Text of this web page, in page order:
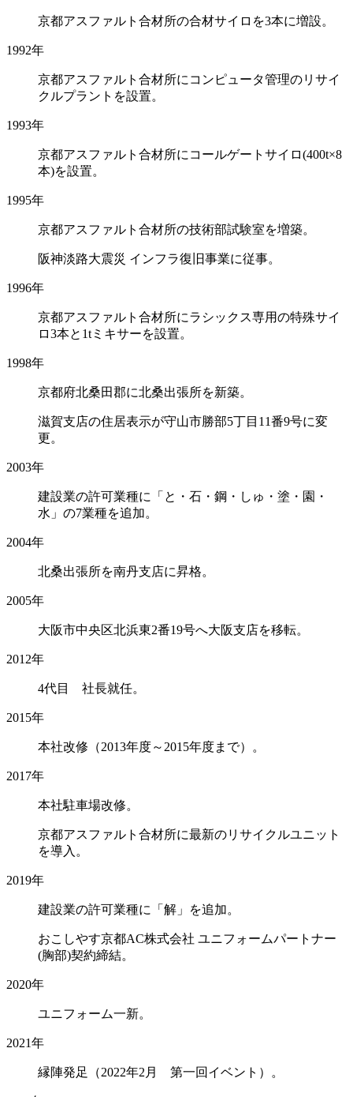
京都アスファルト合材所の合材サイロを3本に増設。
1992年
京都アスファルト合材所にコンピュータ管理のリサイ
クルプラントを設置。
1993年
京都アスファルト合材所にコールゲートサイロ(400t×8
本)を設置。
1995年
京都アスファルト合材所の技術部試験室を増築。
阪神淡路大震災 インフラ復旧事業に従事。
1996年
京都アスファルト合材所にラシックス専用の特殊サイ
ロ3本と1tミキサーを設置。
1998年
京都府北桑田郡に北桑出張所を新築。
滋賀支店の住居表示が守山市勝部5丁目11番9号に変
更。
2003年
建設業の許可業種に「と・石・鋼・しゅ・塗・園・
水」の7業種を追加。
2004年
北桑出張所を南丹支店に昇格。
2005年
大阪市中央区北浜東2番19号へ大阪支店を移転。
2012年
4代目 社長就任。
2015年
本社改修（2013年度～2015年度まで）。
2017年
本社駐車場改修。
京都アスファルト合材所に最新のリサイクルユニット
を導入。
2019年
建設業の許可業種に「解」を追加。
おこしやす京都AC株式会社 ユニフォームパートナー
(胸部)契約締結。
2020年
ユニフォーム一新。
2021年
縁陣発足（2022年2月 第一回イベント）。